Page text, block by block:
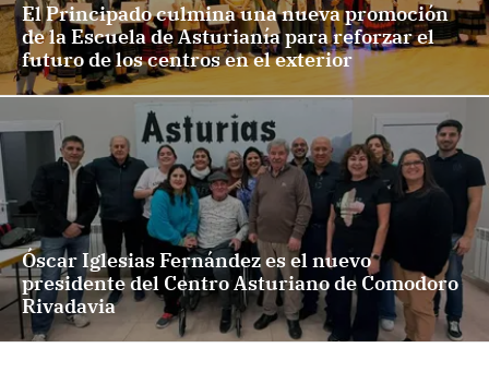
El Principado culmina una nueva promoción
de la Escuela de Asturianía para reforzar el
futuro de los centros en el exterior
Óscar Iglesias Fernández es el nuevo
presidente del Centro Asturiano de Comodoro
Rivadavia